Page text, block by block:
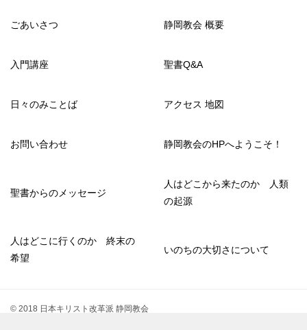
ごあいさつ 静岡教会 概要
入門講座 聖書Q&A
日々のみことば アクセス 地図
お問い合わせ 静岡教会のHPへようこそ！
聖書からのメッセージ
人はどこから来たのか 人類
の起源
人はどこに行くのか 終末の
希望
いのちの大切さについて
© 2018 日本キリスト改革派 静岡教会